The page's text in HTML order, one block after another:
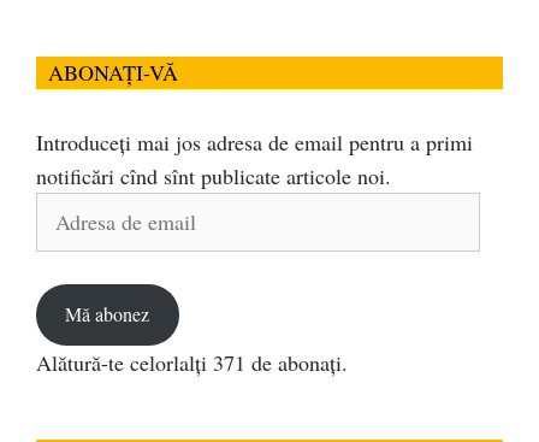
ABONAȚI-VĂ
Introduceți mai jos adresa de email pentru a primi
notificări cînd sînt publicate articole noi.
Adresa
Mă abonez
Alătură-te celorlalți 371 de abonați.